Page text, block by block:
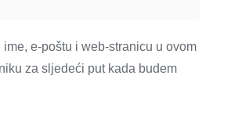
ime, e-poštu i web-stranicu u ovom
za sljedeći put kada budem